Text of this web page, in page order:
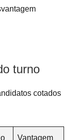
turno
cotados
Vantagem